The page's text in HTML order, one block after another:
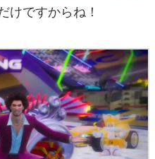
けですからね！